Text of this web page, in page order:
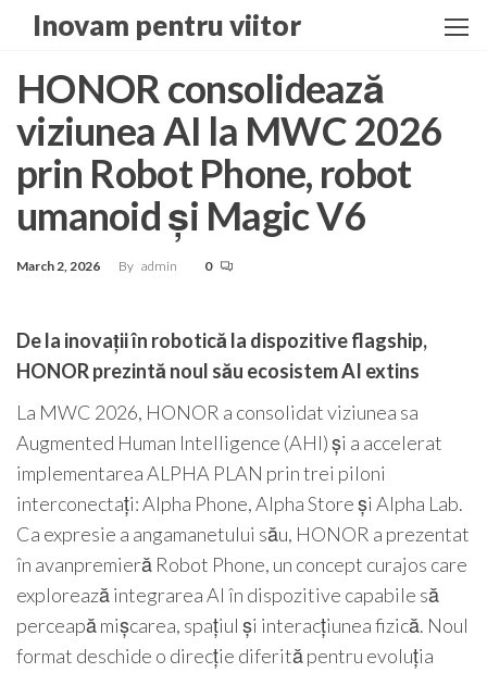
the
content
Inovam pentru viitor
HONOR consolidează
viziunea AI la MWC 2026
prin Robot Phone, robot
umanoid și Magic V6
March 2, 2026 By admin 0
De la inovații în robotică la dispozitive flagship,
HONOR prezintă noul său ecosistem AI extins
La MWC 2026, HONOR a consolidat viziunea sa
Augmented Human Intelligence (AHI) și a accelerat
implementarea ALPHA PLAN prin trei piloni
interconectați: Alpha Phone, Alpha Store și Alpha Lab.
Ca expresie a angamanetului său, HONOR a prezentat
în avanpremieră Robot Phone, un concept curajos care
explorează integrarea AI în dispozitive capabile să
perceapă mișcarea, spațiul și interacțiunea fizică. Noul
format deschide o direcție diferită pentru evoluția